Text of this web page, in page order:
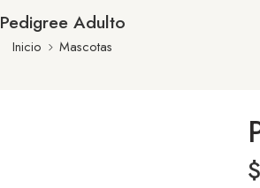
Pedigree Adulto
Inicio Mascotas
$